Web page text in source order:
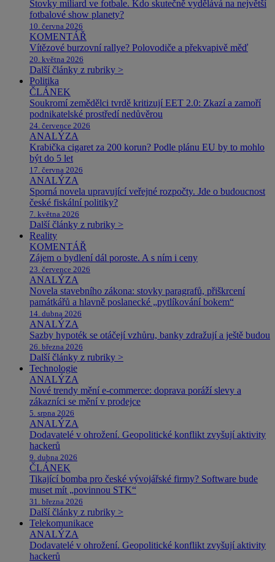
Stovky miliard ve fotbale. Kdo skutečně vydělává na největší
fotbalové show planety?
10. června 2026
KOMENTÁŘ
Vítězové burzovní rallye? Polovodiče a překvapivě měď
20. května 2026
Další články z rubriky >
Politika
ČLÁNEK
Soukromí zemědělci tvrdě kritizují EET 2.0: Zkazí a zamoří
podnikatelské prostředí nedůvěrou
24. července 2026
ANALÝZA
Krabička cigaret za 200 korun? Podle plánu EU by to mohlo
být do 5 let
17. června 2026
ANALÝZA
Sporná novela upravující veřejné rozpočty. Jde o budoucnost
české fiskální politiky?
7. května 2026
Další články z rubriky >
Reality
KOMENTÁŘ
Zájem o bydlení dál poroste. A s ním i ceny
23. července 2026
ANALÝZA
Novela stavebního zákona: stovky paragrafů, přiškrcení
památkářů a hlavně poslanecké „pytlíkování bokem“
14. dubna 2026
ANALÝZA
Sazby hypoték se otáčejí vzhůru, banky zdražují a ještě budou
26. března 2026
Další články z rubriky >
Technologie
ANALÝZA
Nové trendy mění e-commerce: doprava poráží slevy a
zákazníci se mění v prodejce
5. srpna 2026
ANALÝZA
Dodavatelé v ohrožení. Geopolitické konflikt zvyšují aktivity
hackerů
9. dubna 2026
ČLÁNEK
Tikající bomba pro české vývojářské firmy? Software bude
muset mít „povinnou STK“
31. března 2026
Další články z rubriky >
Telekomunikace
ANALÝZA
Dodavatelé v ohrožení. Geopolitické konflikt zvyšují aktivity
hackerů